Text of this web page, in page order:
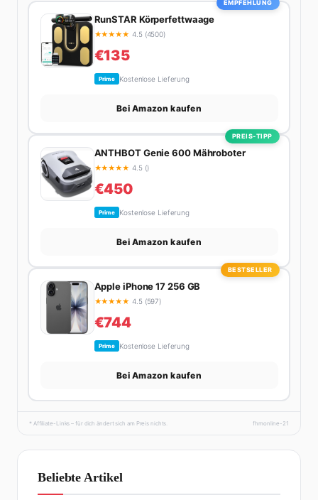
EMPFEHLUNG
RunSTAR Körperfettwaage
★★★★★ 4.5 (4500)
€135
Prime Kostenlose Lieferung
Bei Amazon kaufen
PREIS-TIPP
ANTHBOT Genie 600 Mähroboter
★★★★★ 4.5 ()
€450
Prime Kostenlose Lieferung
Bei Amazon kaufen
BESTSELLER
Apple iPhone 17 256 GB
★★★★★ 4.5 (597)
€744
Prime Kostenlose Lieferung
Bei Amazon kaufen
* Affiliate-Links – für dich ändert sich am Preis nichts. fhmonline-21
Beliebte Artikel